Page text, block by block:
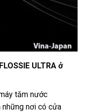
ULTRA ở
tăm nước
những nơi có cửa